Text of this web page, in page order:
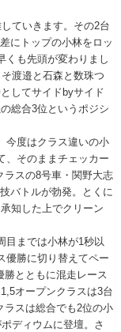
ていきます。その2台
にトップの小林をロッ
くも先頭が変わりまし
渡邉と石森と数珠つ
してサイドbyサイド
総合3位というポジシ
今度はクラス違いの小
、そのままチェッカー
ラスの8号車・関野大志
バトルが勃発。とくに
知した上でクリーン
目までは小林が1秒以
優勝に切り替えてペー
勝とともに混走レース
オープンクラスは3台
ラスは総合でも2位の小
ディウムに登壇。さ